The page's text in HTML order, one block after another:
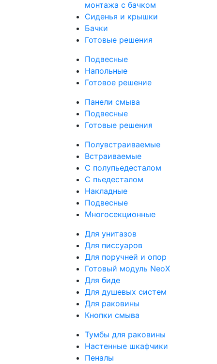
монтажа с бачком
Сиденья и крышки
Бачки
Готовые решения
Подвесные
Напольные
Готовое решение
Панели смыва
Подвесные
Готовые решения
Полувстраиваемые
Встраиваемые
С полупьедесталом
С пьедесталом
Накладные
Подвесные
Многосекционные
Для унитазов
Для писсуаров
Для поручней и опор
Готовый модуль NeoX
Для биде
Для душевых систем
Для раковины
Кнопки смыва
Тумбы для раковины
Настенные шкафчики
Пеналы